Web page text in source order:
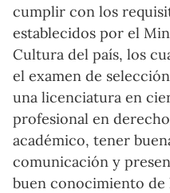
cumplir con los
establecidos por el
Cultura del país, los
el examen de
una licenciatura en
profesional en
académico, tener
comunicación y
buen conocimiento de